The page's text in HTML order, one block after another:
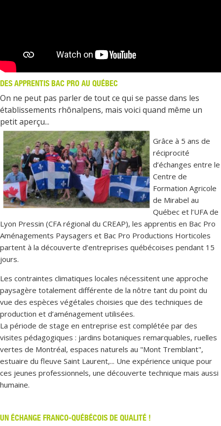
DES APPRENTIS BAC PRO AU QUÉBEC
On ne peut pas parler de tout ce qui se passe dans les
établissements rhônalpens, mais voici quand même un
petit aperçu...
Grâce à 5 ans de
réciprocité
d’échanges entre le
Centre de
Formation Agricole
de Mirabel au
Québec et l’UFA de
Lyon Pressin (CFA régional du CREAP), les apprentis en Bac Pro
Aménagements Paysagers et Bac Pro Productions Horticoles
partent à la découverte d’entreprises québécoises pendant 15
jours.
Les contraintes climatiques locales nécessitent une approche
paysagère totalement différente de la nôtre tant du point du
vue des espèces végétales choisies que des techniques de
production et d’aménagement utilisées.
La période de stage en entreprise est complétée par des
visites pédagogiques : jardins botaniques remarquables, ruelles
vertes de Montréal, espaces naturels au "Mont Tremblant",
estuaire du fleuve Saint Laurent,... Une expérience unique pour
ces jeunes professionnels, une découverte technique mais aussi
humaine.
UN ÉCHANGE FRANCO-QUÉBÉCOIS DE QUALITÉ !